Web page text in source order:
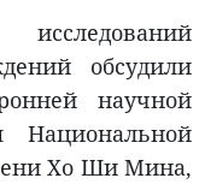
обсудили
научной
Национальной
Хо Ши Мина,